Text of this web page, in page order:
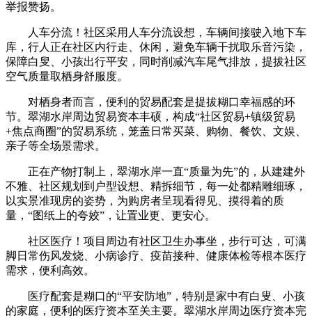
举报赞扬。
人车分流！社区采用人车分流设想，车辆间接驶入地下车
库，行人正在社区内行走、休闲，避免车辆干扰取乐音污染，
保障白叟、小孩出行平安，同时削减汽车尾气排放，提拔社区
空气质量取栖身舒服度。
对栖身者而言，便利的贸易配套是提拔糊口幸福感的环
节。翠湖水岸周边贸易资本丰硕，构成“社区贸易+镇级贸易
+焦点商圈”的贸易系统，笼盖日常买菜、购物、餐饮、文娱、
亲子等全场景需求。
正在产物打制上，翠湖水岸一直“质量为先”的，从建建外
不雅、社区规划到户型设想、精拆细节，每一处都精雕细琢，
以实景准现房的姿势，为购房者呈现看得见、摸得着的质
量，“图纸上的夸姣”，让置业更、更安心。
社区医疗！项目周边有社区卫生办事坐，步行可达，可满
脚日常伤风发烧、小病诊疗、疫苗接种、健康体检等根本医疗
需求，便利高效。
医疗配套是糊口的“平安防地”，特别是家中有白叟、小孩
的家庭，便利的医疗资本至关主要。翠湖水岸周边医疗资本完